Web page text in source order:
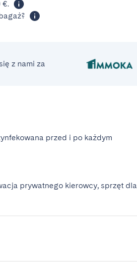
€.
z nami za
przed i po każdym
prywatnego kierowcy, sprzęt dla